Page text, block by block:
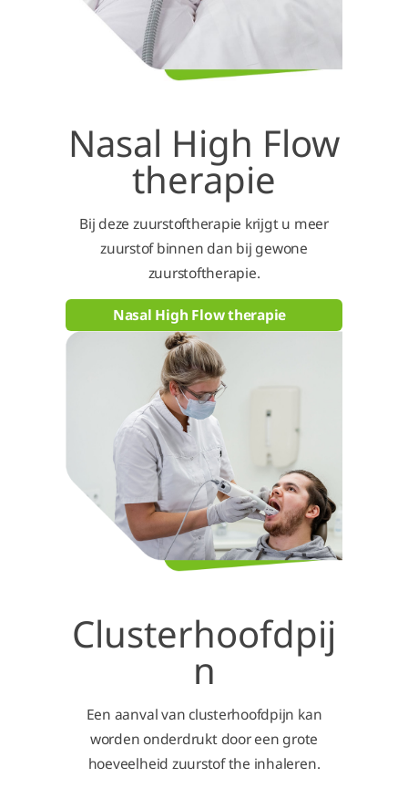
Nasal High Flow
therapie
Bij deze zuurstoftherapie krijgt u meer
zuurstof binnen dan bij gewone
zuurstoftherapie.
Nasal High Flow therapie
Clusterhoofdpij
n
Een aanval van clusterhoofdpijn kan
worden onderdrukt door een grote
hoeveelheid zuurstof the inhaleren.